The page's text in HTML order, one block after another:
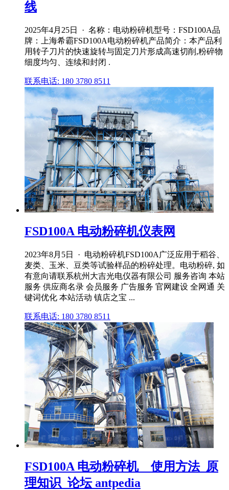
线
2025年4月25日 · 名称：电动粉碎机型号：FSD100A品
牌：上海希霸FSD100A电动粉碎机产品简介：本产品利
用转子刀片的快速旋转与固定刀片形成高速切削,粉碎物
细度均匀、连续和封闭 .
联系电话: 180 3780 8511
FSD100A 电动粉碎机仪表网
2023年8月5日 · 电动粉碎机FSD100A广泛应用于稻谷、
麦类、玉米、豆类等试验样品的粉碎处理。电动粉碎, 如
有意向请联系杭州大吉光电仪器有限公司 服务咨询 本站
服务 供应商名录 会员服务 广告服务 官网建设 全网通 关
键词优化 本站活动 镇店之宝 ...
联系电话: 180 3780 8511
FSD100A 电动粉碎机 _ 使用方法_原
理知识_论坛 antpedia